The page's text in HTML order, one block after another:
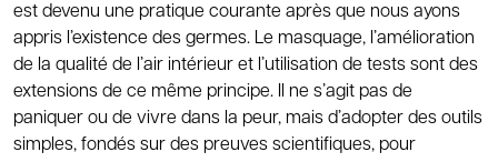
est devenu une pratique courante après que nous ayons
appris l’existence des germes. Le masquage, l’amélioration
de la qualité de l’air intérieur et l’utilisation de tests sont des
extensions de ce même principe. Il ne s’agit pas de
paniquer ou de vivre dans la peur, mais d’adopter des outils
simples, fondés sur des preuves scientifiques, pour